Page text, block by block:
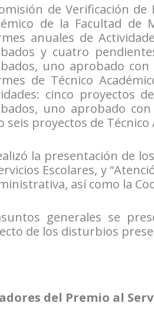
de Verificación
de la Facultad de
anuales de
y cuatro
uno aprobado
de Técnico
cinco proyectos
uno aprobado
seis proyectos de Técnico
la presentación de
Escolares, y
así como la
generales se
de los disturbios
del Premio al